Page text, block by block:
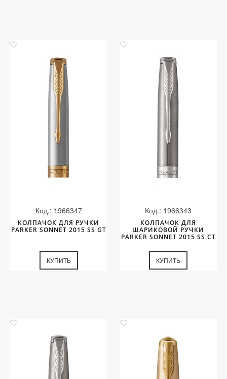
Код.: 1966347
КОЛПАЧОК ДЛЯ РУЧКИ
PARKER SONNET 2015 SS GT
КУПИТЬ
Код.: 1966343
КОЛПАЧОК ДЛЯ
ШАРИКОВОЙ РУЧКИ
PARKER SONNET 2015 SS CT
КУПИТЬ